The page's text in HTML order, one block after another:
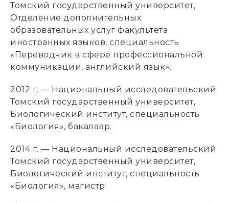
Томский государственный университет,
Отделение дополнительных
образовательных услуг факультета
иностранных языков, специальность
«Переводчик в сфере профессиональной
коммуникации, английский язык».
2012 г. — Национальный исследовательский
Томский государственный университет,
Биологический институт, специальность
«Биология», бакалавр.
2014 г. — Национальный исследовательский
Томский государственный университет,
Биологический институт, специальность
«Биология», магистр.